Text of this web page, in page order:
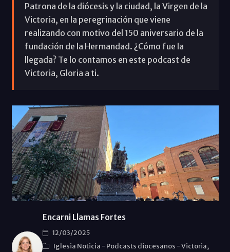
Patrona de la diócesis y la ciudad, la Virgen de la
Victoria, en la peregrinación que viene
realizando con motivo del 150 aniversario de la
fundación de la Hermandad. ¿Cómo fue la
llegada? Te lo contamos en este podcast de
Victoria, Gloria a ti.
Encarni Llamas Fortes
12/03/2025
Iglesia Noticia - Podcasts diocesanos -Victoria,